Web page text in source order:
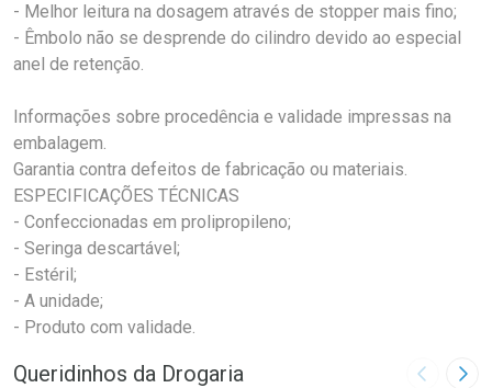
- Melhor leitura na dosagem através de stopper mais fino;
- Êmbolo não se desprende do cilindro devido ao especial
anel de retenção.
Informações sobre procedência e validade impressas na
embalagem.
Garantia contra defeitos de fabricação ou materiais.
ESPECIFICAÇÕES TÉCNICAS
- Confeccionadas em prolipropileno;
- Seringa descartável;
- Estéril;
- A unidade;
- Produto com validade.
Queridinhos da Drogaria Imagem